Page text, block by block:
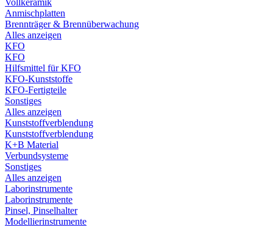
Vollkeramik
Anmischplatten
Brennträger & Brennüberwachung
Alles anzeigen
KFO
KFO
Hilfsmittel für KFO
KFO-Kunststoffe
KFO-Fertigteile
Sonstiges
Alles anzeigen
Kunststoffverblendung
Kunststoffverblendung
K+B Material
Verbundsysteme
Sonstiges
Alles anzeigen
Laborinstrumente
Laborinstrumente
Pinsel, Pinselhalter
Modellierinstrumente